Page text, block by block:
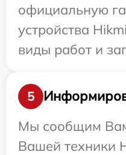
официальную
устройства
виды работ и
5
Мы сообщим
Вашей техники